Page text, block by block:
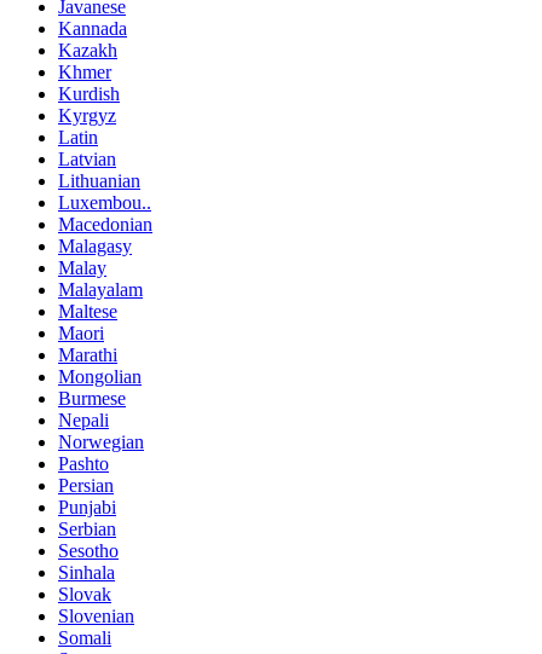
Javanese
Kannada
Kazakh
Khmer
Kurdish
Kyrgyz
Latin
Latvian
Lithuanian
Luxembou..
Macedonian
Malagasy
Malay
Malayalam
Maltese
Maori
Marathi
Mongolian
Burmese
Nepali
Norwegian
Pashto
Persian
Punjabi
Serbian
Sesotho
Sinhala
Slovak
Slovenian
Somali